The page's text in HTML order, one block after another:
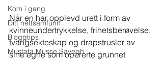
Kom i gang
Ditt nettsamfunn
Bloggtips
Mustafa Musse Sayegh
Når en har opplevd urett i form av
kvinneundertrykkelse, frihetsberøvelse,
tvangsekteskap og drapstrusler av
sine egne som opererte grunnet